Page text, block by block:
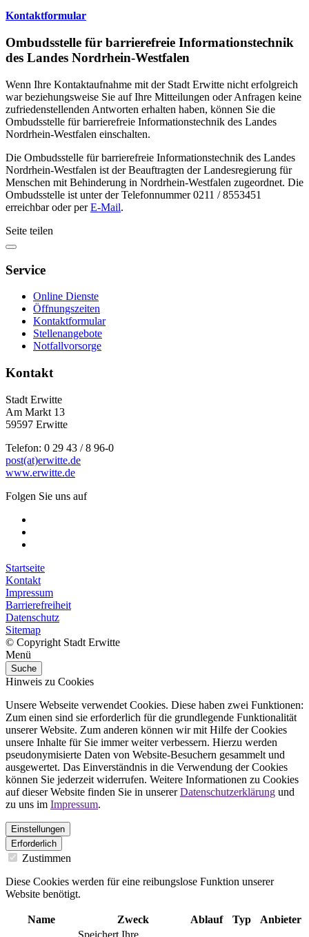
Kontaktformular
Ombudsstelle für barrierefreie Informationstechnik
des Landes Nordrhein-Westfalen
Wenn Ihre Kontaktaufnahme mit der Stadt Erwitte nicht erfolgreich
war beziehungsweise Sie auf Ihre Mitteilungen oder Anfragen keine
zufriedenstellenden Antworten erhalten haben, können Sie die
Ombudsstelle für barrierefreie Informationstechnik des Landes
Nordrhein-Westfalen einschalten.
Die Ombudsstelle für barrierefreie Informationstechnik des Landes
Nordrhein-Westfalen ist der Beauftragten der Landesregierung für
Menschen mit Behinderung in Nordrhein-Westfalen zugeordnet. Die
Ombudsstelle ist unter der Telefonnummer 0211 / 8553451
erreichbar oder perE-Mail.
Seite teilen
Service
Online Dienste
Öffnungszeiten
Kontaktformular
Stellenangebote
Notfallvorsorge
Kontakt
Stadt Erwitte
Am Markt 13
59597 Erwitte
Telefon: 0 29 43 / 8 96-0
post(at)erwitte.de
www.erwitte.de
Folgen Sie uns auf
Startseite
Kontakt
Impressum
Barrierefreiheit
Datenschutz
Sitemap
© Copyright Stadt Erwitte
Menü
Suche
Hinweis zu Cookies
Unsere Webseite verwendet Cookies. Diese haben zwei Funktionen:
Zum einen sind sie erforderlich für die grundlegende Funktionalität
unserer Website. Zum anderen können wir mit Hilfe der Cookies
unsere Inhalte für Sie immer weiter verbessern. Hierzu werden
pseudonymisierte Daten von Website-Besuchern gesammelt und
ausgewertet. Das Einverständnis in die Verwendung der Cookies
können Sie jederzeit widerrufen. Weitere Informationen zu Cookies
auf dieser Website finden Sie in unsererDatenschutzerklärung und
zu uns im Impressum.
Einstellungen
Erforderlich
Zustimmen
Diese Cookies werden für eine reibungslose Funktion unserer
Website benötigt.
Name Zweck Ablauf Typ
Anbieter
Speichert Ihre